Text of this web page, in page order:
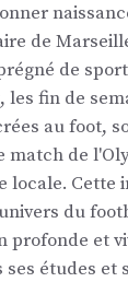
de
de
les fin de
au foot,
match de
locale. Cette
du
profonde et
ses études et